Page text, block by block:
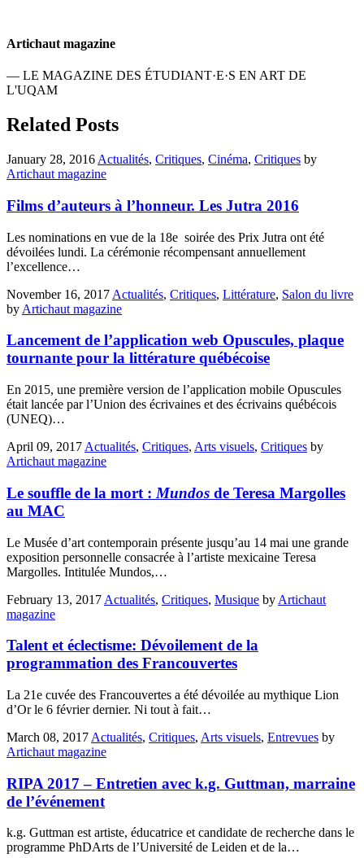
Artichaut magazine
— LE MAGAZINE DES ÉTUDIANT·E·S EN ART DE
L'UQAM
Related Posts
January 28, 2016 Actualités, Critiques, Cinéma, Critiques by
Artichaut magazine
Films d’auteurs à l’honneur. Les Jutra 2016
Les nominations en vue de la 18e soirée des Prix Jutra ont été
dévoilées lundi. La cérémonie récompensant annuellement
l’excellence…
November 16, 2017 Actualités, Critiques, Littérature, Salon du livre
by Artichaut magazine
Lancement de l’application web Opuscules, plaque
tournante pour la littérature québécoise
En 2015, une première version de l’application mobile Opuscules
était lancée par l’Union des écrivaines et des écrivains québécois
(UNEQ)…
April 09, 2017 Actualités, Critiques, Arts visuels, Critiques by
Artichaut magazine
Le souffle de la mort : Mundos de Teresa Margolles
au MAC
Le Musée d’art contemporain présente jusqu’au 14 mai une grande
exposition personnelle consacrée à l’artiste mexicaine Teresa
Margolles. Intitulée Mundos,…
February 13, 2017 Actualités, Critiques, Musique by Artichaut
magazine
Talent et éclectisme: Dévoilement de la
programmation des Francouvertes
La 21e cuvée des Francouvertes a été dévoilée au mythique Lion
d’Or le 6 février dernier. Ni tout à fait…
March 08, 2017 Actualités, Critiques, Arts visuels, Entrevues by
Artichaut magazine
RIPA 2017 – Entretien avec k.g. Guttman, marraine
de l’événement
k.g. Guttman est artiste, éducatrice et candidate de recherche dans le
programme PhDArts de l’Université de Leiden et de la…